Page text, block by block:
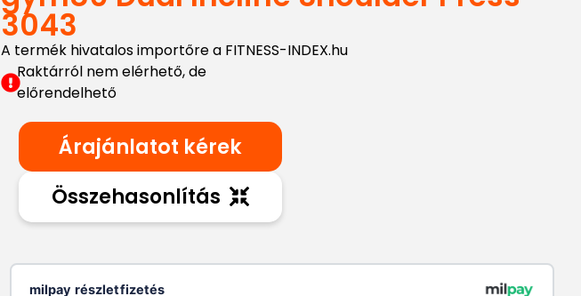
3043
A termék hivatalos importőre a FITNESS-INDEX.hu
Raktárról nem elérhető, de
előrendelhető
Árajánlatot kérek
Összehasonlítás
milpay részletfizetés